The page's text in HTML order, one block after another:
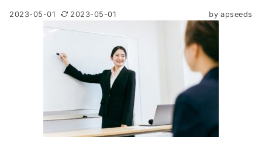
2023-05-01 2023-05-01 by apseeds